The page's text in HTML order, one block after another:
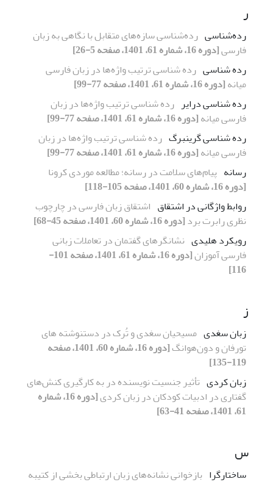
ر
رده‌شناسی رده‌شناسی سازه‌های متقابل با نگاهی به زبان
فارسی[دوره 16، شماره 61، 1401، صفحه 5-26]
رده شناسی رده شناسی ترتیب واژه‌ها در زبان فارسی
میانه[دوره 16، شماره 61، 1401، صفحه 77-99]
رده شناسی درایر رده شناسی ترتیب واژه‌ها در زبان
فارسی میانه[دوره 16، شماره 61، 1401، صفحه 77-99]
رده شناسی گرینبرگ رده شناسی ترتیب واژه‌ها در زبان
فارسی میانه[دوره 16، شماره 61، 1401، صفحه 77-99]
رسانه پیام‌های سلامت در رسانه؛ مطالعه موردی کرونا
[دوره 16، شماره 60، 1401، صفحه 105-118]
روابط واژگانی در اشتقاق اشتقاق زبان فارسی در چارچوب
نظری رابرت برد[دوره 16، شماره 60، 1401، صفحه 45-68]
رویکرد هلیدی نشانگرهای گفتمان در تعاملات زبانی
فارسی آموزان
[دوره 16، شماره 61، 1401، صفحه 101-
116]
ز
زبان سغدی مسیحیان سغدی و تُرک در دستنوشته های
تورفان و دون‌هوانگ
[دوره 16، شماره 60، 1401، صفحه
119-135]
زبان کردی تأثیر جنسیت نویسنده در به کارگیری کنش‌های
گفتاری در ادبیات کودکان در زبان کردی
[دوره 16، شماره
61، 1401، صفحه 41-63]
س
ساختارگرا بازخوانی نشانه‌های زبان ارتباطی بخشی از کتیبه‌